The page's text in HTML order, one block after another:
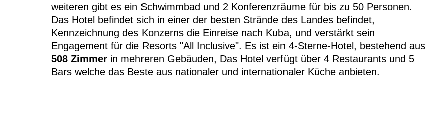
weiteren gibt es ein Schwimmbad und 2 Konferenzräume für bis zu 50 Personen.
Das Hotel befindet sich in einer der besten Strände des Landes befindet,
Kennzeichnung des Konzerns die Einreise nach Kuba, und verstärkt sein
Engagement für die Resorts "All Inclusive". Es ist ein 4-Sterne-Hotel, bestehend aus
508 Zimmer in mehreren Gebäuden, Das Hotel verfügt über 4 Restaurants und 5
Bars welche das Beste aus nationaler und internationaler Küche anbieten.